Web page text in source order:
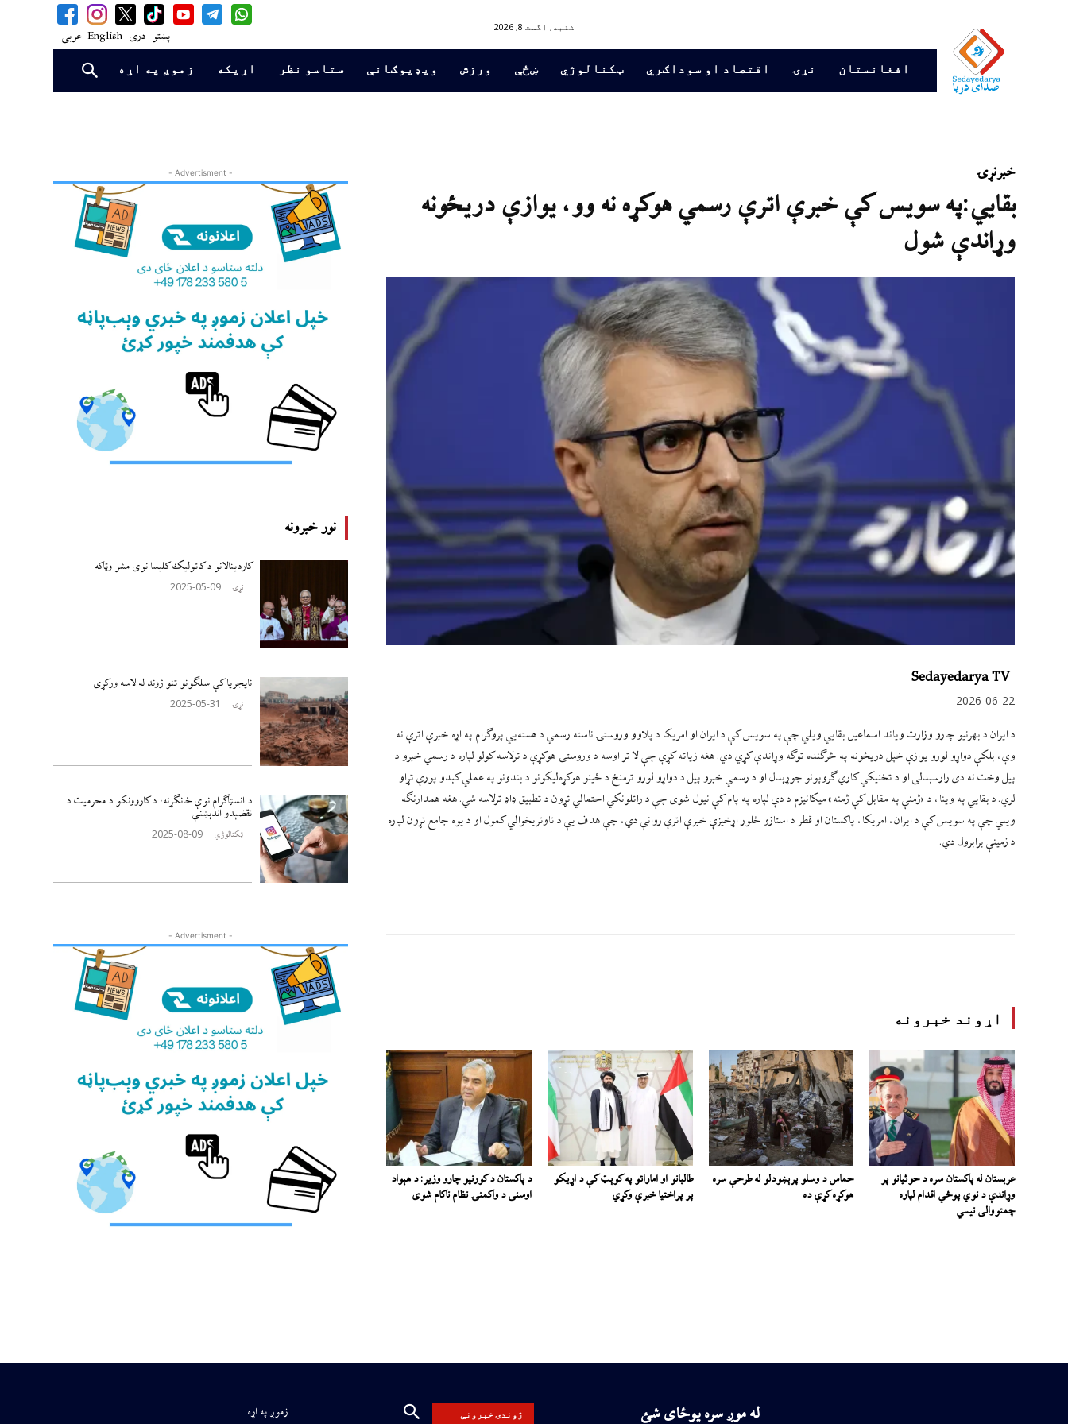
پښتو دری English عربی
شنبه, اگست 8, 2026
افغانستان نړۍ اقتصاد او سوداګري ټکنالوژي ښځې ورزش ویډیوګانې ستاسو نظر اړیکه زموږ په اړه
- Advertisment -
نور خبرونه
کاردینالانو د کاتولیک کلیسا نوی مشر وټاکه
نړۍ 2025-05-09
نایجریا کې سلګونو تنو ژوند له لاسه ورکړی
نړۍ 2025-05-31
د انسټاګرام نوې ځانګړنه؛ د کاروونکو د محرمیت د
نقضېدو اندېښنې
ټکنالوژي 2025-08-09
- Advertisment -
خبرنړۍ
بقایي:په سويس کې خبرې اترې رسمي هوکړه نه وو، يوازې دريځونه
وړاندې شول
Sedayedarya TV
2026-06-22
د ايران د بهرنيو چارو وزارت وياند اسماعيل بقايي ويلي چې په سويس کې د ايران او امريکا د پلاوو وروستۍ ناسته رسمي د هسته‌يي پروګرام په اړه خبرې اترې نه
وې، بلکې دواړو لورو يوازې خپل دريځونه په څرګنده توګه وړاندې کړي دي. هغه زياته کړې چې لا تر اوسه د وروستۍ هوکړې د ترلاسه کولو لپاره د رسمي خبرو د
پيل وخت نه دی رارسېدلی او د تخنيکي کاري ګروپونو جوړېدل او د رسمي خبرو پيل د دواړو لورو ترمنځ د ځينو هوکړه‌ليکونو د بندونو په عملي کېدو پورې تړاو
لري. د بقايي په وينا، د «ژمنې په مقابل کې ژمنه» ميکانيزم د دې لپاره په پام کې نيول شوی چې د راتلونکي احتمالي تړون د تطبيق ډاډ ترلاسه شي. هغه همدارنګه
ويلي چې په سويس کې د ايران، امريکا، پاکستان او قطر د استازو څلور اړخيزې خبرې اترې روانې دي، چې هدف يې د تاوتريخوالي کمول او د يوه جامع تړون لپاره
د زمينې برابرول دي.
اړوند خبرونه
عربستان له پاکستان سره د حوثیانو پر
وړاندې د نوي پوځي اقدام لپاره
چمتووالی نیسي
حماس د وسلو پرېښودلو له طرحې سره
هوکړه کړې ده
طالبانو او اماراتو په کوېټ کې د اړیکو
پر پراختیا خبرې وکړي
د پاکستان د کورنیو چارو وزیر: د هېواد
اوسنی د واکمنۍ نظام ناکام شوی
زموږ په اړه ژوندۍ خپرونې له موږ سره یوځای شئ